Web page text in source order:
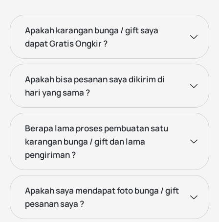
Apakah karangan bunga / gift saya
dapat Gratis Ongkir ?
Apakah bisa pesanan saya dikirim di
hari yang sama ?
Berapa lama proses pembuatan satu
karangan bunga / gift dan lama
pengiriman ?
Apakah saya mendapat foto bunga / gift
pesanan saya ?